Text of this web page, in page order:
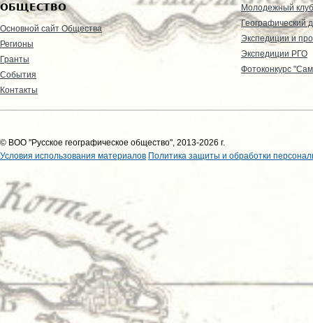
ОБЩЕСТВО
Основной сайт Общества
Регионы
Гранты
События
Контакты
Молодежный клуб
Географический
Экспедиции и
Экспедиции РГО
Фотоконкурс
© ВОО "Русское географическое общество", 2013-2026 г.
Условия использования материалов Политика защиты и обработки